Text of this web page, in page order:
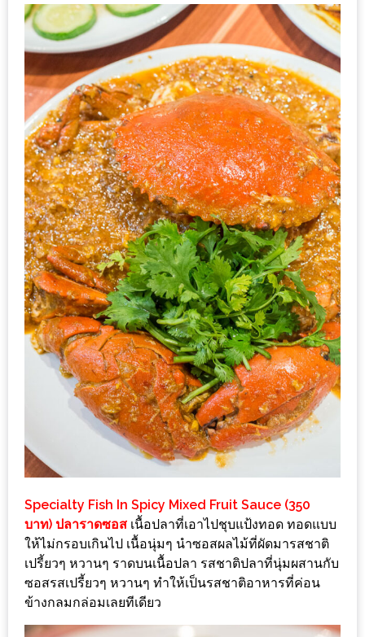
เพื่อน
มา
ม่วน
กั๋น
บน
INSTAGRAM
รวม
โปร
โม
ชั่
นวัน
แม่
แห่ง
ชาติ
2557
ร้าน
หมู
กระทะ
เชียงใหม่
TOP30
ราคา
ไม่
เกิน
200
Specialty Fish In Spicy Mixed Fruit Sauce (350
บาท) ปลาราดซอส เนื้อปลาที่เอาไปชุบแป้งทอด ทอดแบบ
ให้ไม่กรอบเกินไป เนื้อนุ่มๆ นำซอสผลไม้ที่ผัดมารสชาติ
เปรี้ยวๆ หวานๆ ราดบนเนื้อปลา รสชาติปลาที่นุ่มผสานกับ
ซอสรสเปรี้ยวๆ หวานๆ ทำให้เป็นรสชาติอาหารที่ค่อน
ข้างกลมกล่อมเลยทีเดียว